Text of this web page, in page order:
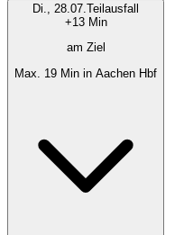
Di., 28.07.Teilausfall
+13 Min
am Ziel
Max. 19 Min in Aachen Hbf